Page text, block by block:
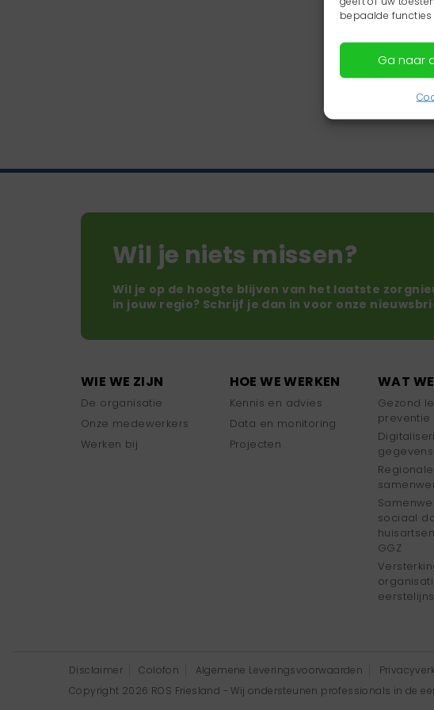
bepaalde functies
Ga naar
Wil je niets missen?
Wil je op de hoogte blijven van het laatste
in jouw regio? Schrijf je dan in voor onze
WIE WE ZIJN
De organisatie
Onze medewerkers
Werken bij
HOE WE WERKEN
Kennis en advies
Data en monitoring
Projecten
WAT
Gezond
preventie
Regionale
sociaal
GGZ
Disclaimer Colofon Algemene Leveringsvoorwaarden
Copyright 2026 ROS Friesland - Wij ondersteunen professionals in de